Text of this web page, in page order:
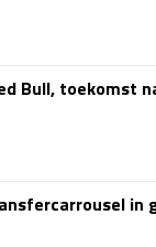
Bull, toekomst
in